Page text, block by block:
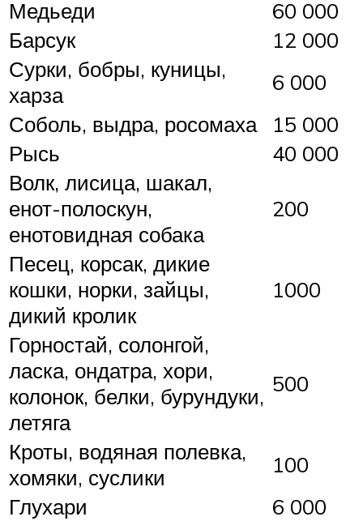
Медьеди
60 000
Барсук
12 000
Сурки, бобры, куницы,
харза
6 000
Соболь, выдра, росомаха
15 000
Рысь
40 000
Волк, лисица, шакал,
енот-полоскун,
енотовидная собака
200
Песец, корсак, дикие
кошки, норки, зайцы,
дикий кролик
1000
Горностай, солонгой,
ласка, ондатра, хори,
колонок, белки, бурундуки,
летяга
500
Кроты, водяная полевка,
хомяки, суслики
100
Глухари
6 000